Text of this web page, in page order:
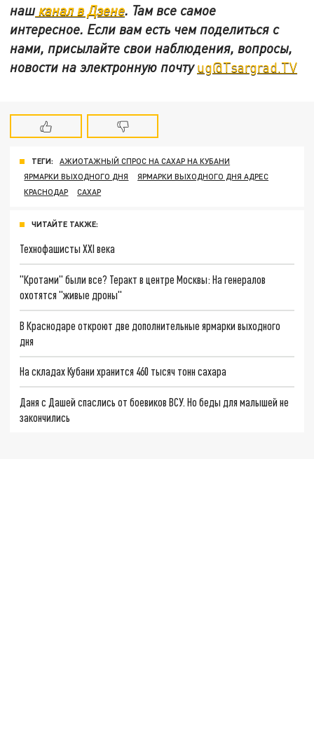
нашканал в Дзене. Там все самое
интересное. Если вам есть чем поделиться с
нами, присылайте свои наблюдения, вопросы,
новости на электронную почтуug@Tsargrad.TV
ТЕГИ:
АЖИОТАЖНЫЙ СПРОС НА САХАР НА КУБАНИ
ЯРМАРКИ ВЫХОДНОГО ДНЯ
ЯРМАРКИ ВЫХОДНОГО ДНЯ АДРЕС
КРАСНОДАР
САХАР
ЧИТАЙТЕ ТАКЖЕ:
Технофашисты XXI века
"Кротами" были все? Теракт в центре Москвы: На генералов
охотятся "живые дроны"
В Краснодаре откроют две дополнительные ярмарки выходного
дня
На складах Кубани хранится 460 тысяч тонн сахара
Даня с Дашей спаслись от боевиков ВСУ. Но беды для малышей не
закончились